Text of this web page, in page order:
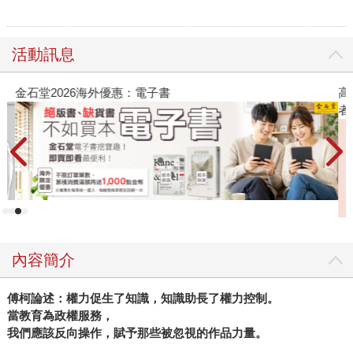
活動訊息
金石堂2026海外優惠：電子書
高
者
內容簡介
傅柯論述：權力促生了知識，知識助長了權力控制。
當教育為政權服務，
我們應該反向操作，賦予那些被忽視的作品力量。